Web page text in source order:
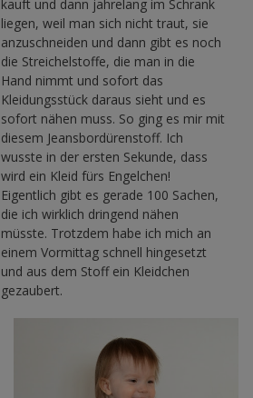
kauft und dann jahrelang im Schrank
liegen, weil man sich nicht traut, sie
anzuschneiden und dann gibt es noch
die Streichelstoffe, die man in die
Hand nimmt und sofort das
Kleidungsstück daraus sieht und es
sofort nähen muss. So ging es mir mit
diesem Jeansbordürenstoff. Ich
wusste in der ersten Sekunde, dass
wird ein Kleid fürs Engelchen!
Eigentlich gibt es gerade 100 Sachen,
die ich wirklich dringend nähen
müsste. Trotzdem habe ich mich an
einem Vormittag schnell hingesetzt
und aus dem Stoff ein Kleidchen
gezaubert.